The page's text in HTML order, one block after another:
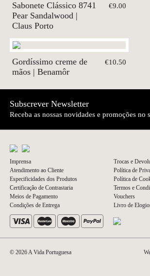
Sabonete Clássico 8741
Pear Sandalwood |
Claus Porto
€9.00
Gordíssimo creme de
mãos | Benamôr
€10.50
Subscrever Newsletter
Receba as nossas novidades e promoções no
Imprensa
Atendimento ao Cliente
Especificidades dos Produtos
Certificação de Contrastaria
Meios de Pagamento
Condições de Entrega
Trocas e
Política de
Política de
Termos e
Vouchers
Livro de
© 2026 A Vida Portuguesa